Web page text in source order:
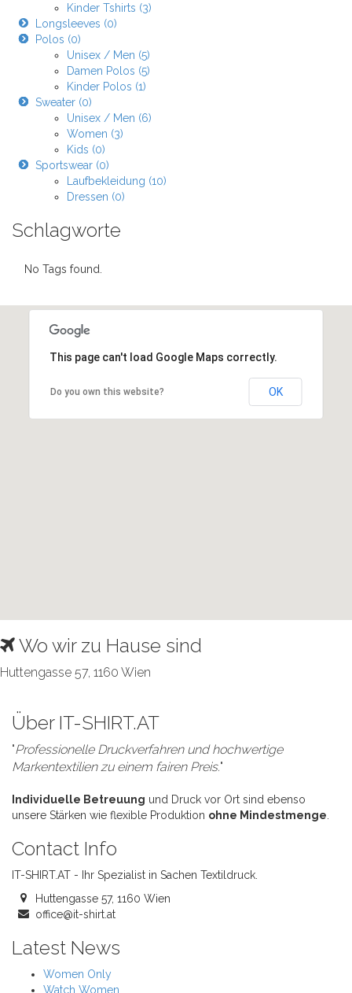
Kinder Tshirts (3)
Longsleeves (0)
Polos (0)
Unisex / Men (5)
Damen Polos (5)
Kinder Polos (1)
Sweater (0)
Unisex / Men (6)
Women (3)
Kids (0)
Sportswear (0)
Laufbekleidung (10)
Dressen (0)
Schlagworte
No Tags found.
This page can't load Google Maps correctly.
Do you own this website? OK
Wo wir zu Hause sind
Huttengasse 57, 1160 Wien
Über IT-SHIRT.AT
"Professionelle Druckverfahren und hochwertige
Markentextilien zu einem fairen Preis."
Individuelle Betreuung und Druck vor Ort sind ebenso
unsere Stärken wie flexible Produktion ohne Mindestmenge.
Contact Info
IT-SHIRT.AT - Ihr Spezialist in Sachen Textildruck.
Huttengasse 57, 1160 Wien
office@it-shirt.at
Latest News
Women Only
Watch Women